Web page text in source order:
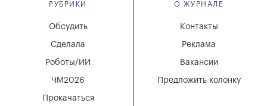
РУБРИКИ
Обсудить
Сделала
Роботы/ИИ
ЧМ2026
Прокачаться
О ЖУРНАЛЕ
Вакансии
Реклама
Контакты
Предложить колонку